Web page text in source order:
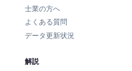
士業の方へ
よくある質問
データ更新状況
解説